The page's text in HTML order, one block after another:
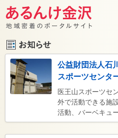
公益財団法人石
スポーツセンタ
医王山スポーツセ
外で活動できる施
活動、バーベキュ
す。 個人から団体
エーションなど、